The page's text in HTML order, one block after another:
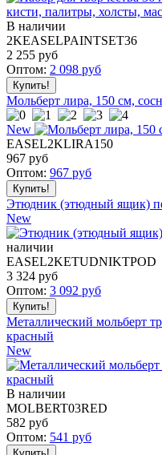
В наличии
2KEASELPAINTSET36
2 255 руб
Оптом: 2 098 руб
Мольберт лира, 150 см,
New
EASEL2KLIRA150
967 руб
Оптом: 967 руб
Этюдник (этюдный ящик)
New
наличии
EASEL2KETUDNIKTPOD
3 324 руб
Оптом: 3 092 руб
Металлический мольберт
красный
New
В наличии
MOLBERT03RED
582 руб
Оптом: 541 руб